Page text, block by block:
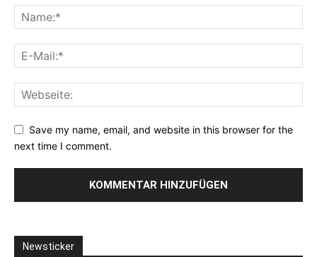
Save my name, email, and website in this browser for the
next time I comment.
Newsticker